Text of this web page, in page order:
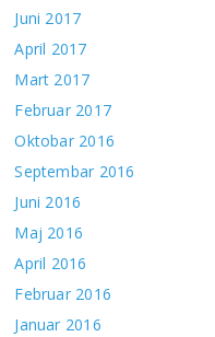
Juni 2017
April 2017
Mart 2017
Februar 2017
Oktobar 2016
Septembar 2016
Juni 2016
Maj 2016
April 2016
Februar 2016
Januar 2016